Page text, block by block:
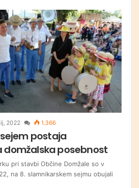
2022 1.366
postaja
domžalska posebnost
pri stavbi Občine Domžale so v
na 8. slamnikarskem sejmu obujali